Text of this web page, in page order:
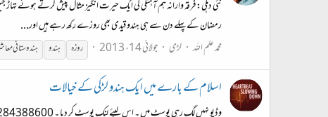
رمضان کے پہلے دن سے ہی ہندو قیدی بھی روزے رکھ رہے ہیں اور...
محمد علم اللہ لڑی جولائی 14، 2013 روزہ ہندو ہندوستانی
اسلام کے بارے میں ایک ہندو لڑکی کے خیالات